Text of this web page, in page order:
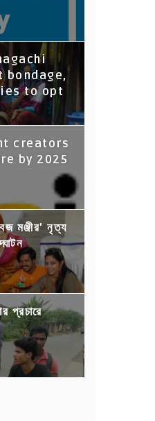
bondage,
to opt
creators
by 2025
মঞ্জীর' নৃত্য
প্রচারে